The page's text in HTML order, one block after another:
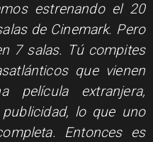
estrenando el 20
de Cinemark. Pero
7 salas. Tú compites
que vienen
extranjera,
lo que uno
Entonces es